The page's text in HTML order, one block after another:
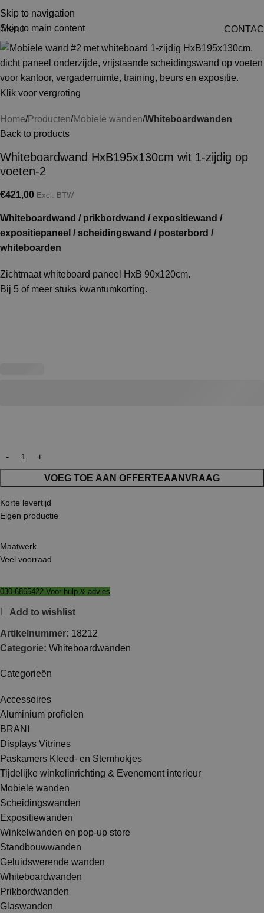
Skip to navigation
Skip to main content
Menu
Categorieën
Accessoires
Aluminium profielen
BRANI
Displays Vitrines
Paskamers Kleed- en Stemhokjes
Tijdelijke winkelinrichting & Evenement interieur
Mobiele wanden
Scheidingswanden
Expositiewanden
Winkelwanden en pop-up store
Standbouwwanden
Geluidswerende wanden
Whiteboardwanden
Prikbordwanden
Glaswanden
Klik voor vergroting
Home Producten Mobiele wanden Whiteboardwanden
Back to products
Whiteboardwand HxB195x130cm wit 1-zijdig op
voeten-2
€421,00 Excl. BTW
Whiteboardwand / prikbordwand / expositiewand /
expositiepaneel / scheidingswand / posterbord /
whiteboarden
Zichtmaat whiteboard paneel HxB 90x120cm.
Bij 5 of meer stuks kwantumkorting.
VOEG TOE AAN OFFERTEAANVRAAG
Korte levertijd
Eigen productie
Maatwerk
Veel voorraad
030-6865422 Voor hulp & advies
Add to wishlist
Artikelnummer: 18212
Categorie: Whiteboardwanden